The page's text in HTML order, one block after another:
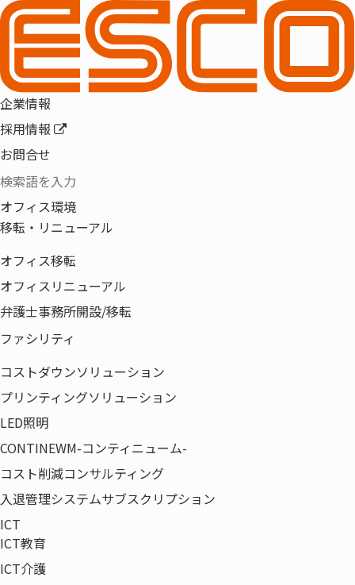
企業情報
採用情報
お問合せ
オフィス環境
移転・リニューアル
オフィス移転
オフィスリニューアル
弁護士事務所開設/移転
ファシリティ
コストダウンソリューション
プリンティングソリューション
LED照明
CONTINEWM-コンティニューム-
コスト削減コンサルティング
入退管理システムサブスクリプション
ICT
ICT教育
ICT介護
HOME IR情報 よくあるご質問
IR情報
よくあるご質問
ウチダエスコについて
ウチダエスコについて
会社が設立されたのはいつですか？
昭和47年11月です。
（株）内田洋行のソフト開発専門の会社として（株）ウチ
ダ・コンピューター・エンジニアリングを設立、昭和62年1